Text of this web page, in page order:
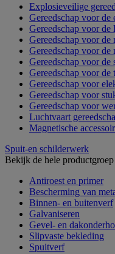
Explosieveilige
Gereedschap voor de
Gereedschap voor de
Gereedschap voor de
Gereedschap voor de
Gereedschap voor de
Gereedschap voor de
Gereedschap voor
Gereedschap voor
Gereedschap voor
Luchtvaart
Magnetische
Spuit-en schilderwerk
Bekijk de hele productgroep
Antiroest en primer
Bescherming van
Binnen- en buitenverf
Galvaniseren
Gevel- en
Slipvaste bekleding
Spuitverf